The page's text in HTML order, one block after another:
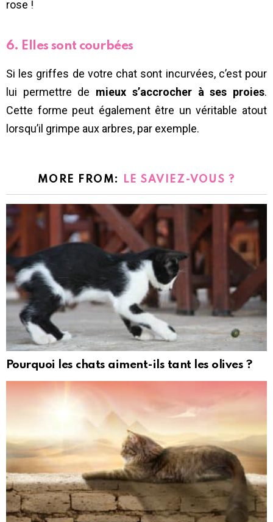
rose !
6. Elles sont courbées
Si les griffes de votre chat sont incurvées, c’est pour
lui permettre de mieux s’accrocher à ses proies.
Cette forme peut également être un véritable atout
lorsqu’il grimpe aux arbres, par exemple.
MORE FROM: LE SAVIEZ-VOUS ?
Pourquoi les chats aiment-ils tant les olives ?